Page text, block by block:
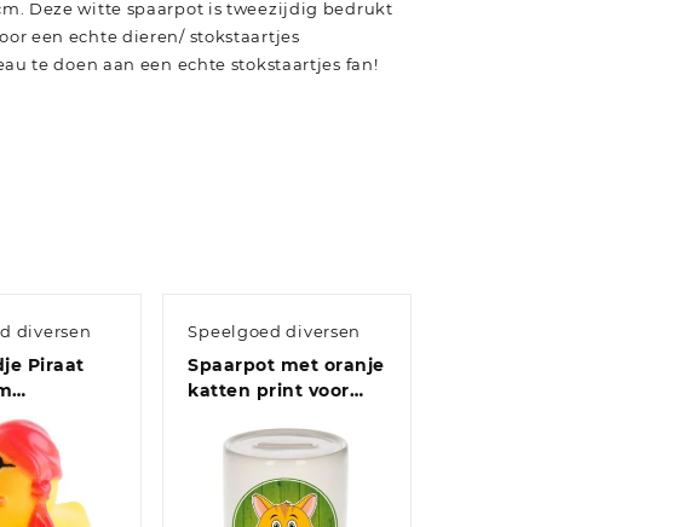
Deze witte spaarpot is tweezijdig bedrukt
een echte dieren/ stokstaartjes
te doen aan een echte stokstaartjes fan!
diversen
Piraat
cadeau
Speelgoed diversen
Spaarpot met oranje
katten print voor